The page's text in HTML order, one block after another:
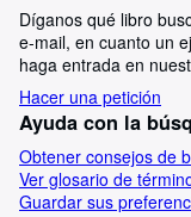
Díganos qué libro
e-mail, en cuanto un
haga entrada en
Hacer una petición
Ayuda con la
Obtener consejos de
Ver glosario de
Guardar sus